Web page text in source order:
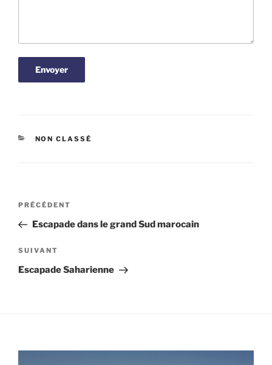
CATÉGORIES
NON CLASSÉ
Navigation
l’article
Article
précédent
PRÉCÉDENT
Escapade dans le grand Sud marocain
Article
suivant
SUIVANT
Escapade Saharienne